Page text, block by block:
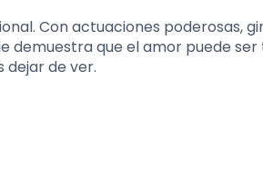
Con actuaciones poderosas,
demuestra que el amor puede
dejar de ver.